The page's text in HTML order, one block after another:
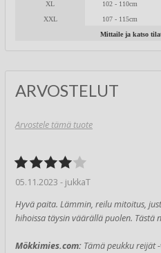
XL 102 - 110cm
XXL 107 - 115cm
Mittaile ja katso
ARVOSTELUT
Arvostele tämä tuote
05.11.2023 - jukkaT
Hyvä paita. Lämmin, reilu mitoitus,
hihoissa täysin väärällä puolen. Tästä
Mökkimies.com: Tämä peukku reijät